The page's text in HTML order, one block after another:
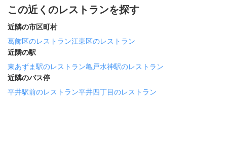
この近くのレストランを探す
近隣の市区町村
葛飾区のレストラン江東区のレストラン
近隣の駅
東あずま駅のレストラン亀戸水神駅のレストラン
近隣のバス停
平井駅前のレストラン平井四丁目のレストラン